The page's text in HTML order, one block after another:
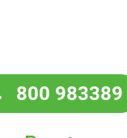
800 983389